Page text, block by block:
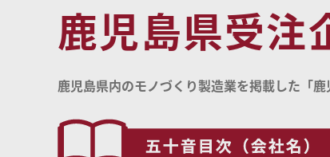
鹿児島県受注
鹿児島県内のモノづくり製造業を掲載した「鹿